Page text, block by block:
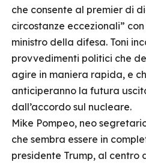
che consente al premier di
circostanze eccezionali”
ministro della difesa. Toni
provvedimenti politici che
agire in maniera rapida, e
anticiperanno la futura
dall’accordo sul nucleare.
Mike Pompeo, neo
che sembra essere in
presidente Trump, al centro